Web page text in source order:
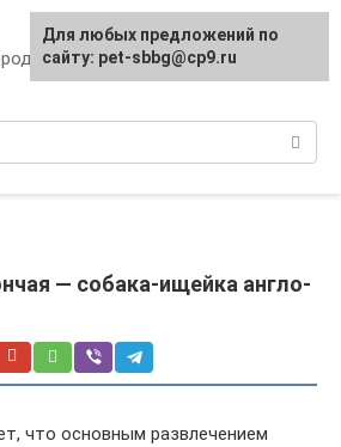
содержание,
— собака-ищейка англо-
что основным развлечением
Для любых предложений по
сайту: pet-sbbg@cp9.ru